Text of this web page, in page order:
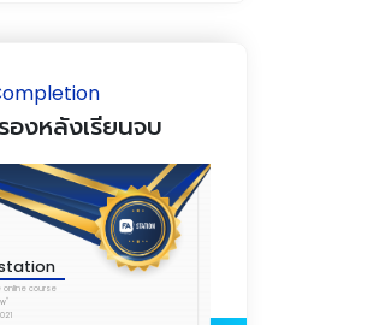
องหลังเรียนจบ
online course
พ"